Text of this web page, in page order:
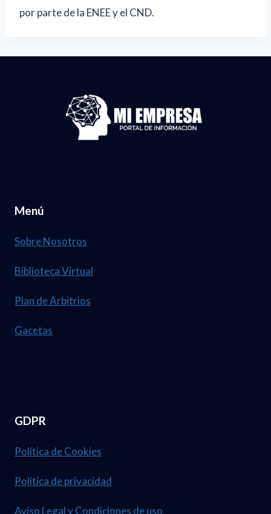
por parte de la ENEE y el CND.
Menú
Sobre Nosotros
Biblioteca Virtual
Plan de Arbitrios
Gacetas
GDPR
Política de Cookies
Política de privacidad
Aviso Legal y Condiciones de uso